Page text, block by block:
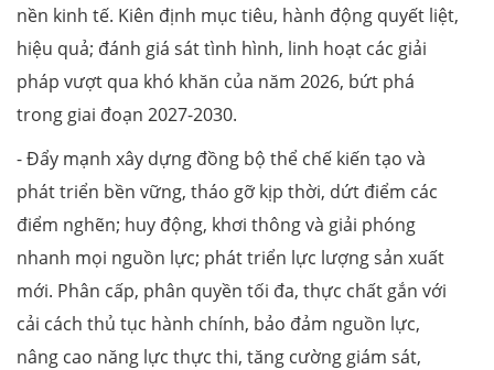
nền kinh tế. Kiên định mục tiêu, hành động quyết liệt,
hiệu quả; đánh giá sát tình hình, linh hoạt các giải
pháp vượt qua khó khăn của năm 2026, bứt phá
trong giai đoạn 2027-2030.
- Đẩy mạnh xây dựng đồng bộ thể chế kiến tạo và
phát triển bền vững, tháo gỡ kịp thời, dứt điểm các
điểm nghẽn; huy động, khơi thông và giải phóng
nhanh mọi nguồn lực; phát triển lực lượng sản xuất
mới. Phân cấp, phân quyền tối đa, thực chất gắn với
cải cách thủ tục hành chính, bảo đảm nguồn lực,
nâng cao năng lực thực thi, tăng cường giám sát,